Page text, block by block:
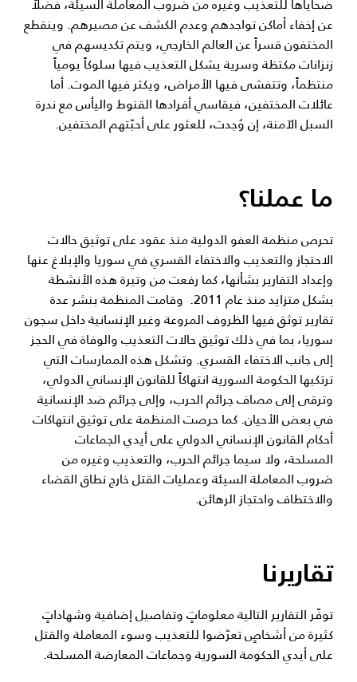
ضحاياها للتعذيب وغيره من ضروب المعاملة السيئة، فضلاً
عن إخفاء أماكن تواجدهم وعدم الكشف عن مصيرهم. وينقطع
المختفون قسراً عن العالم الخارجي، ويتم تكديسهم في
زنزانات مكتظة وسرية يشكل التعذيب فيها سلوكاً يومياً
منتظماً، وتتفشى فيها الأمراض، ويكثر فيها الموت. أما
عائلات المختفين، فيقاسي أفرادها القنوط واليأس مع ندرة
السبل الآمنة، إن وُجدت، للعثور على أحبّتهم المختفين.
ما عملنا؟
تحرص منظمة العفو الدولية منذ عقود على توثيق حالات
الاحتجاز والتعذيب والاختفاء القسري في سوريا والإبلاغ عنها
وإعداد التقارير بشأنها، كما رفعت من وتيرة هذه الأنشطة
بشكل متزايد منذ عام 2011. وقامت المنظمة بنشر عدة
تقارير توثق فيها الظروف المروعة وغير الإنسانية داخل سجون
سوريا، بما في ذلك توثيق حالات التعذيب والوفاة في الحجز
إلى جانب الاختفاء القسري. وتشكل هذه الممارسات التي
ترتكبها الحكومة السورية انتهاكاً للقانون الإنساني الدولي،
وترقى إلى مصاف جرائم الحرب، وإلى جرائم ضد الإنسانية
في بعض الأحيان. كما حرصت المنظمة على توثيق انتهاكات
أحكام القانون الإنساني الدولي على أيدي الجماعات
المسلحة، ولا سيما جرائم الحرب، والتعذيب وغيره من
ضروب المعاملة السيئة وعمليات القتل خارج نطاق القضاء
والاختطاف واحتجاز الرهائن.
تقاريرنا
توفّر التقارير التالية معلوماتٍ وتفاصيل إضافية وشهاداتٍ
كثيرة من أشخاصٍ تعرّضوا للتعذيب وسوء المعاملة والقتل
على أيدي الحكومة السورية وجماعات المعارضة المسلحة.